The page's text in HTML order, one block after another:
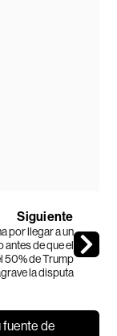
Siguiente
por llegar a un
antes de que el
50% de Trump
la disputa
fuente de